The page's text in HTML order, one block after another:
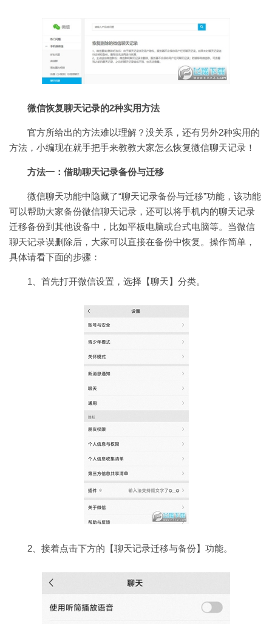
微信恢复聊天记录的2种实用方法
官方所给出的方法难以理解？没关系，还有另外2种实用的
方法，小编现在就手把手来教教大家怎么恢复微信聊天记录！
方法一：借助聊天记录备份与迁移
微信聊天功能中隐藏了“聊天记录备份与迁移”功能，该功能
可以帮助大家备份微信聊天记录，还可以将手机内的聊天记录
迁移备份到其他设备中，比如平板电脑或台式电脑等。当微信
聊天记录误删除后，大家可以直接在备份中恢复。操作简单，
具体请看下面的步骤：
1、首先打开微信设置，选择【聊天】分类。
2、接着点击下方的【聊天记录迁移与备份】功能。